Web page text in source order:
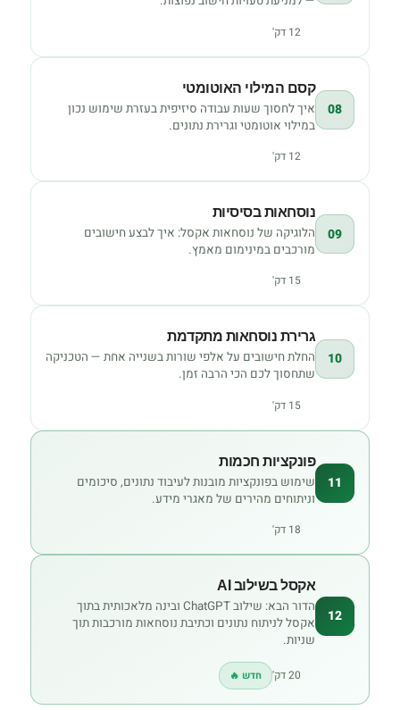
12 דק'
08
קסם המילוי האוטומטי
איך לחסוך שעות עבודה סיזיפית בעזרת שימוש נכון
במילוי אוטומטי וגרירת נתונים.
12 דק'
09
נוסחאות בסיסיות
הלוגיקה של נוסחאות אקסל: איך לבצע חישובים
מורכבים במינימום מאמץ.
15 דק'
10
גרירת נוסחאות מתקדמת
החלת חישובים על אלפי שורות בשנייה אחת — הטכניקה
שתחסוך לכם הכי הרבה זמן.
15 דק'
11
פונקציות חכמות
שימוש בפונקציות מובנות לעיבוד נתונים, סיכומים
וניתוחים מהירים של מאגרי מידע.
18 דק'
12
אקסל בשילוב AI
הדור הבא: שילוב ChatGPT ובינה מלאכותית בתוך
אקסל לניתוח נתונים וכתיבת נוסחאות מורכבות תוך
שניות.
20 דק' חדש 🔥